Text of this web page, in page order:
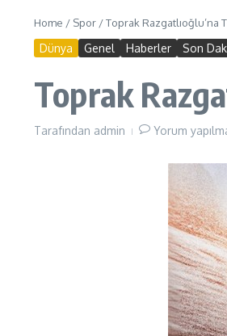
Home / Spor /Toprak Razgatlıoğlu’na
Dünya Genel Haberler Son
Toprak
Tarafından admin Yorum